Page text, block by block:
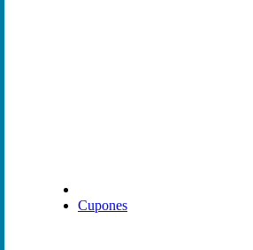
Cupones